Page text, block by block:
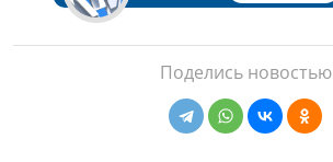
Поделись новостью